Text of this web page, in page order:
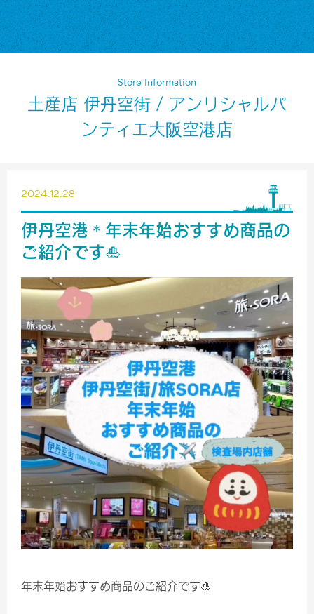
Store Information
土産店 伊丹空街 / アンリシャルパ
ンティエ大阪空港店
2024.12.28
伊丹空港＊年末年始おすすめ商品の
ご紹介です🎍
年末年始おすすめ商品のご紹介です🎍